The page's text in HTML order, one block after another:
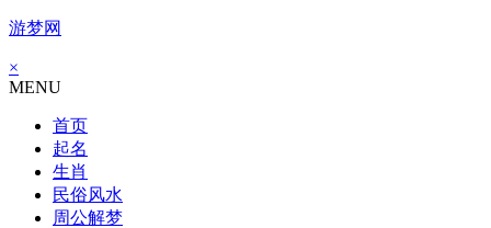
游梦网
×
MENU
首页
起名
生肖
民俗风水
周公解梦